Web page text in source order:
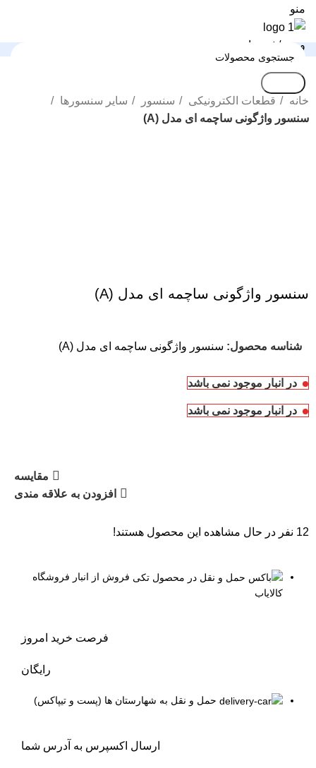
منو
ورود / ثبت نام
خانه
قطعات الکترونیکی سنسور
سایر سنسورها
سنسور واژگونی ساچمه ای مدل (A)
سنسور واژگونی ساچمه ای مدل (A)
شناسه محصول: سنسور واژگونی ساچمه ای مدل (A)
در انبار موجود نمی باشد
در انبار موجود نمی باشد
مقایسه
افزودن به علاقه مندی
12 نفر در حال مشاهده این محصول هستند!
فروش از انبار فروشگاه
کالایاب
فرصت خرید امروز
رایگان
حمل و نقل به شهارستان ها (پست و تیپاکس)
ارسال اکسپرس به آدرس شما